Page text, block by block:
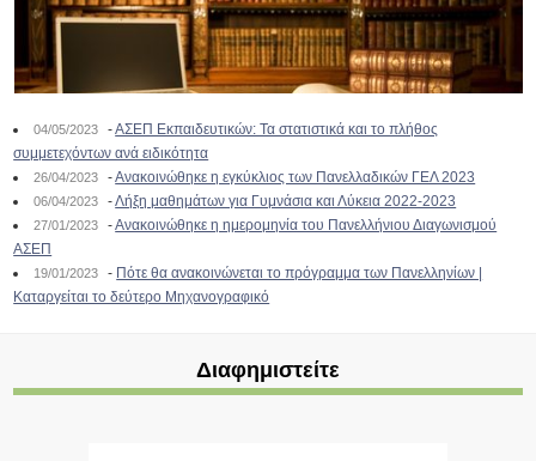
04/05/2023 -ΑΣΕΠ Εκπαιδευτικών: Τα στατιστικά και το πλήθος
συμμετεχόντων ανά ειδικότητα
26/04/2023 -Ανακοινώθηκε η εγκύκλιος των Πανελλαδικών ΓΕΛ 2023
06/04/2023 -Λήξη μαθημάτων για Γυμνάσια και Λύκεια 2022-2023
27/01/2023 -Ανακοινώθηκε η ημερομηνία του Πανελλήνιου Διαγωνισμού
ΑΣΕΠ
19/01/2023 - Πότε θα ανακοινώνεται το πρόγραμμα των Πανελληνίων |
Καταργείται το δεύτερο Μηχανογραφικό
Διαφημιστείτε